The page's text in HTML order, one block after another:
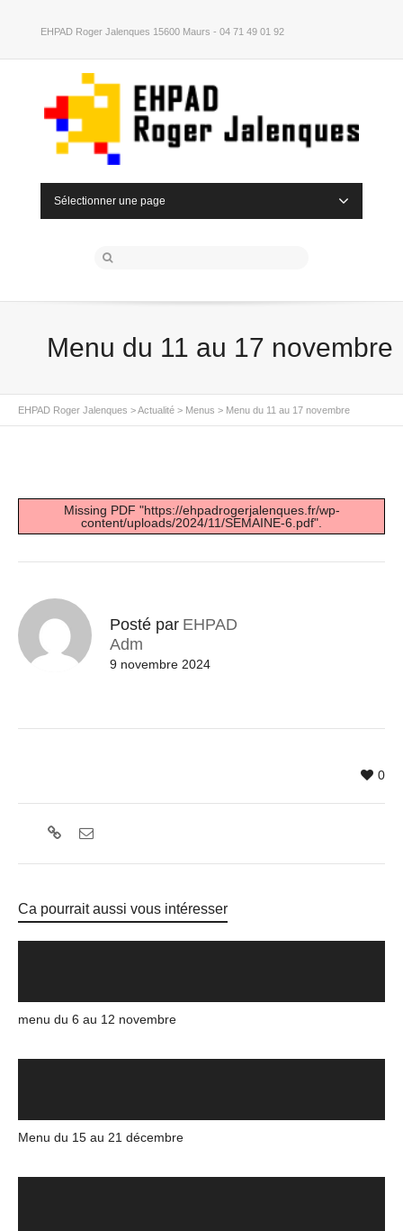
EHPAD Roger Jalenques 15600 Maurs - 04 71 49 01 92
Sélectionner une page
Menu du 11 au 17 novembre
EHPAD Roger Jalenques >Actualité > Menus > Menu du 11 au 17 novembre
Missing PDF "https://ehpadrogerjalenques.fr/wp-
content/uploads/2024/11/SEMAINE-6.pdf".
Posté par EHPAD
Adm
9 novembre 2024
0
Ca pourrait aussi vous intéresser
menu du 6 au 12 novembre
Menu du 15 au 21 décembre